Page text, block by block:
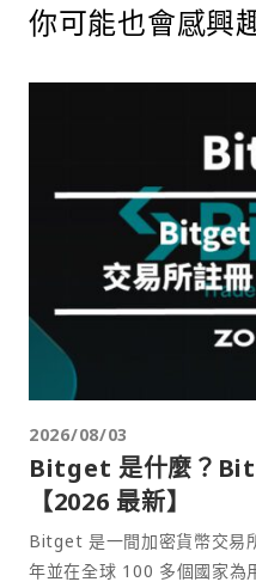
你可能也會感興
2026/08/03
Bitget 是什麼？
【2026 最新】
Bitget 是一間加密貨幣交易
年並在全球 100 多個國家